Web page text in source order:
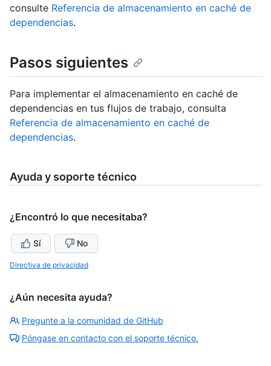
consulte Referencia de almacenamiento en caché de
dependencias.
Pasos siguientes
Para implementar el almacenamiento en caché de
dependencias en tus flujos de trabajo, consulta
Referencia de almacenamiento en caché de
dependencias.
Ayuda y soporte técnico
¿Encontró lo que necesitaba?
Sí No
Directiva de privacidad
¿Aún necesita ayuda?
Pregunte a la comunidad de GitHub
Póngase en contacto con el soporte técnico.